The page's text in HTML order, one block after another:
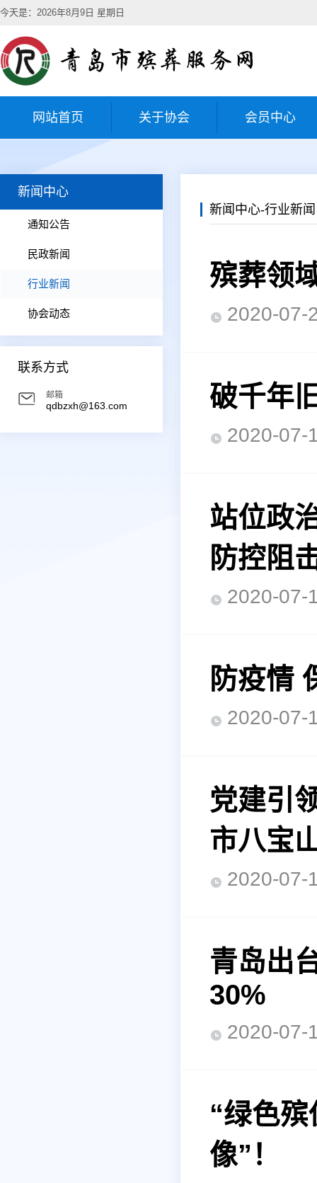
今天是：2026年8月9日 星期日
网站首页 关于协会 会员中心
新闻中心
通知公告
民政新闻
行业新闻
协会动态
联系方式
邮箱
qdbzxh@163.com
新闻中心-行业新闻
殡葬领
2020-
破千年
2020-
站位政
防控阻
2020-
防疫情
2020-
党建引
市八宝
2020-
青岛出
30%
2020-
“绿色
像”！